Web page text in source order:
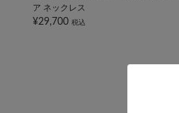
ア ネックレス
¥29,700 税込